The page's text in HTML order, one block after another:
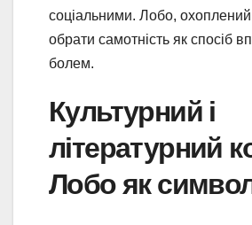
соціальними. Лобо, охоплений
обрати самотність як спосіб
болем.
Культурний і
літературний
Лобо як